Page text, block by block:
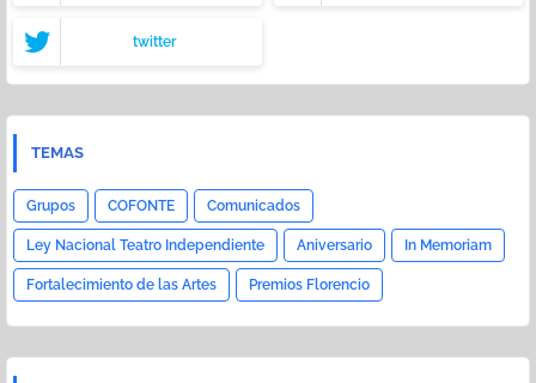
twitter
TEMAS
Grupos COFONTE Comunicados
Ley Nacional Teatro Independiente Aniversario In Memoriam
Fortalecimiento de las Artes Premios Florencio